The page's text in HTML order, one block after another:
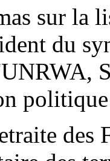
sur la
du
des